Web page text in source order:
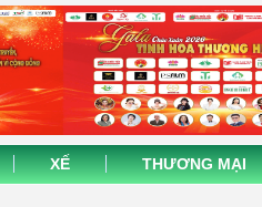
XẾ THƯƠNG MẠI